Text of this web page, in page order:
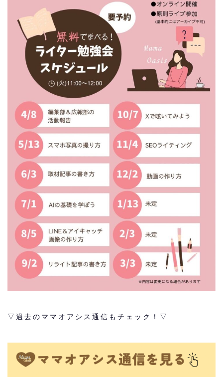
▽過去のママオアシス通信もチェック！▽